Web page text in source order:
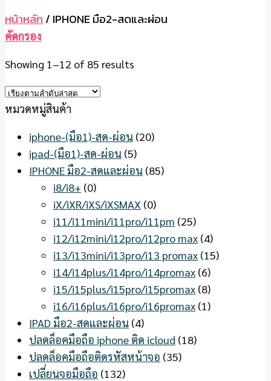
หน้าหลัก / IPHONE มือ2-สดและผ่อน
คัดกรอง
Showing 1–12 of 85 results
หมวดหมู่สินค้า
iphone-(มือ1)-สด-ผ่อน (20)
ipad-(มือ1)-สด-ผ่อน (5)
IPHONE มือ2-สดและผ่อน (85)
i8/i8+ (0)
iX/iXR/iXS/iXSMAX (0)
i11/i11mini/i11pro/i11pm (25)
i12/i12mini/i12pro/i12pro max (4)
i13/i13mini/i13pro/i13 promax (15)
i14/i14plus/i14pro/i14promax (6)
i15/i15plus/i15pro/i15promax (8)
i16/i16plus/i16pro/i16promax (1)
IPAD มือ2-สดและผ่อน (4)
ปลดล็อคมือถือ iphone ติด icloud (18)
ปลดล็อคมือถือติดรหัสหน้าจอ (35)
เปลี่ยนจอมือถือ (132)